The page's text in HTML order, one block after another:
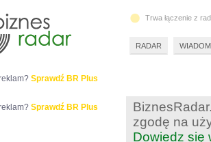
zgodę na
Dowiedz się
Sprawdź BR Plus
Sprawdź BR Plus
Trwa łączenie z
RADAR